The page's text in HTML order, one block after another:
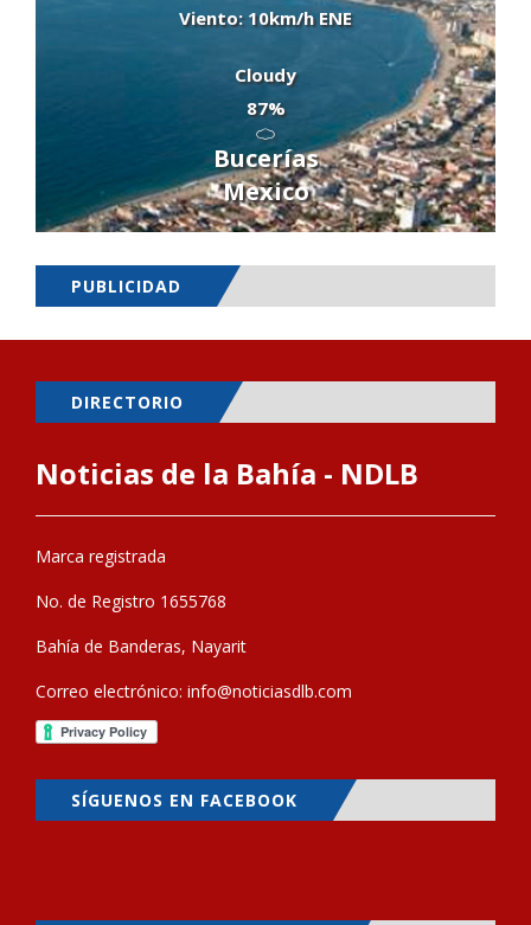
Viento: 10km/h ENE
Cloudy
87%
Bucerías
Mexico
PUBLICIDAD
DIRECTORIO
Noticias de la Bahía - NDLB
Marca registrada
No. de Registro 1655768
Bahía de Banderas, Nayarit
Correo electrónico: info@noticiasdlb.com
SÍGUENOS EN FACEBOOK